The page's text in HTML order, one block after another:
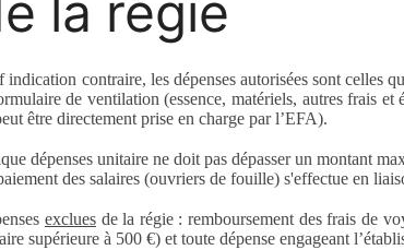
indication contraire, les dépenses autorisées sont celles
de ventilation (essence, matériels, autres frais
être directement prise en charge par l’EFA).
dépenses unitaire ne doit pas dépasser un montant
des salaires (ouvriers de fouille) s'effectue en
excluesde la régie : remboursement des frais de
supérieure à 500 €) et toute dépense engageant